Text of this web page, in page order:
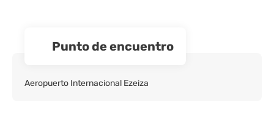
Punto de encuentro
Aeropuerto Internacional Ezeiza